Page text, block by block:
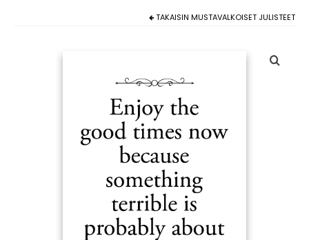
TAKAISIN MUSTAVALKOISET JULISTEET